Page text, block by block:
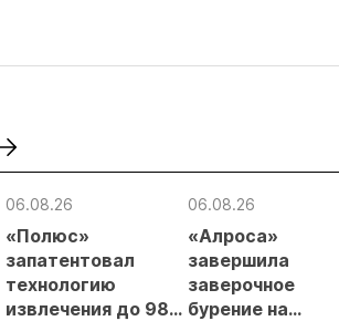
06.08.26
«Полюс»
запатентовал
технологию
извлечения до 98%
06.08.26
«Алроса»
завершила
заверочное
бурение на